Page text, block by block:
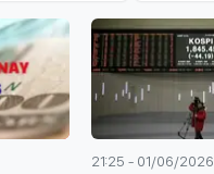
21:25 - 01/06/2026